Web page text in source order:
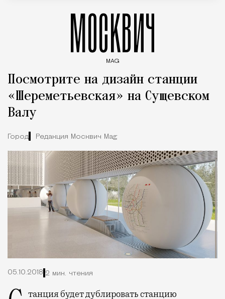
МОСКВИЧ
MAG
Посмотрите на дизайн станции
«Шереметьевская» на Сущевском
Валу
Город Редакция Москвич Mag
05.10.2018 2 мин. чтения